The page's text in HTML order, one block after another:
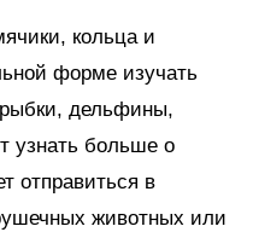
кольца и
форме изучать
дельфины,
узнать больше о
отправиться в
животных или